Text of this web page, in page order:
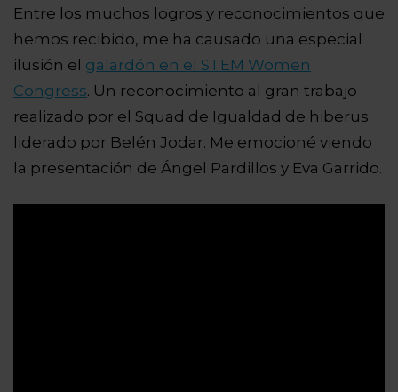
Entre los muchos logros y reconocimientos que
hemos recibido, me ha causado una especial
ilusión el galardón en el STEM Women
Congress. Un reconocimiento al gran trabajo
realizado por el Squad de Igualdad de hiberus
liderado por Belén Jodar. Me emocioné viendo
la presentación de Ángel Pardillos y Eva Garrido.